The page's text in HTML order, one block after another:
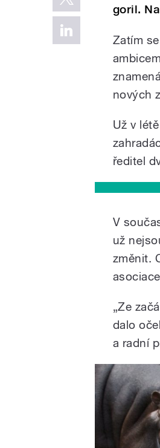
goril.
Zatím
nových
Už v
ředitel
V
už
změnit.
„Ze
dalo
a radní